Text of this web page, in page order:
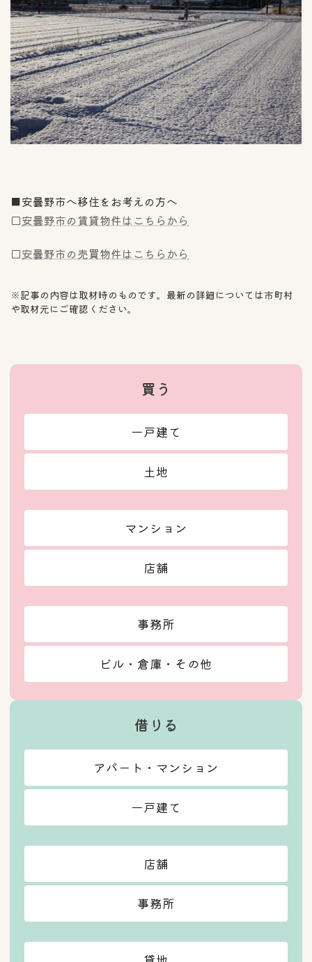
■安曇野市へ移住をお考えの方へ
□安曇野市の賃貸物件はこちらから
□安曇野市の売買物件はこちらから
※記事の内容は取材時のものです。最新の詳細については市町村
や取材元にご確認ください。
買う
一戸建て
土地
マンション
店舗
事務所
ビル・倉庫・その他
借りる
アパート・マンション
一戸建て
店舗
事務所